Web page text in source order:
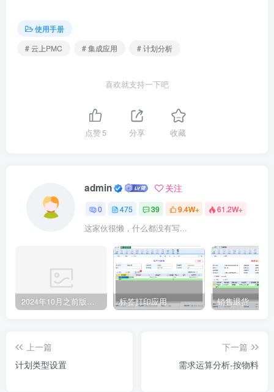
使用手册
# 云上PMC
# 集成应用 # 计划分析
喜欢就支持一下吧
点赞5 分享 收藏
admin 关注
0 475 39 9.4W+ 61.2W+
这家伙很懒，什么都没有写...
2024年10月之前版本升级记录 标签打印应用 销售退货
上一篇
计划类型设置
下一篇
需求运算分析-按物料